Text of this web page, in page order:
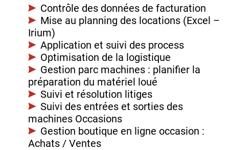
Contrôle des données de facturation
Mise au planning des locations (Excel –
Irium)
Application et suivi des process
Optimisation de la logistique
Gestion parc machines : planifier la
préparation du matériel loué
Suivi et résolution litiges
Suivi des entrées et sorties des
machines Occasions
Gestion boutique en ligne occasion :
Achats / Ventes